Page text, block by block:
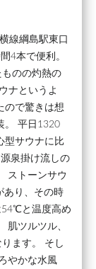
線綱島駅東口
4本で便利。
のの灼熱の
ナというよ
ので驚きは想
。 平日1320
型サウナに比
泉掛け流しの
ストーンサウ
あり、その時
54℃と温度高め
肌ツルツル、
ます。 そし
やかな水風